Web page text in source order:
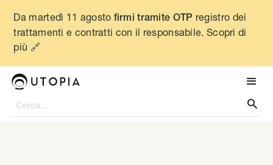
Da martedì 11 agosto firmi tramite OTP registro dei
trattamenti e contratti con il responsabile. Scopri di
più 🔗
